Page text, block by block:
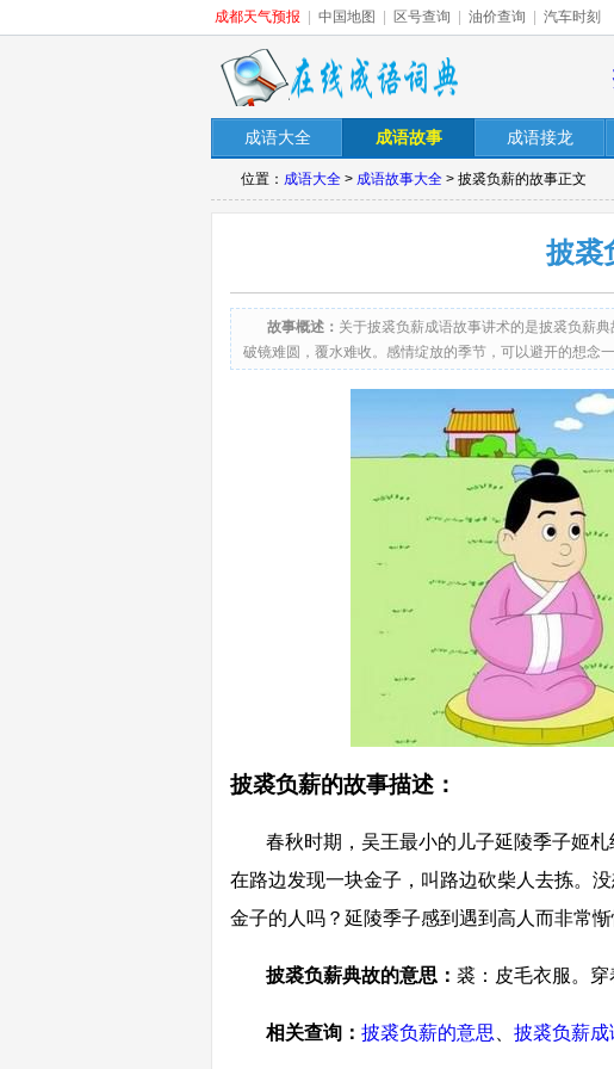
成都天气预报 中国地图 区号查询 油价查询 汽车时刻
成语大全 成语故事 成语接龙
位置： 成语大全 > 成语故事大全 > 披裘负薪的故事正文
披裘
故事概述： 关于披裘负薪成语故事讲术的是披裘负薪
破镜难圆，覆水难收。感情绽放的季节，可以避开的想念
好让回忆侵蚀心田喧闹消失后的夜永恒经典的音乐怎么唱
身边我以为我能装作不听不看不过中秋节一切就会默默停
都不曾放我离开知道我发现自己逃离不开狂欢的全世界只
会存在有一种思念无论多久依旧暖人心田。
披裘负薪的故事描述：
春秋时期，吴王最小的儿子延陵季子姬
在路边发现一块金子，叫路边砍柴人去拣。
金子的人吗？延陵季子感到遇到高人而非常惭
披裘负薪典故的意思： 裘：皮毛衣服。穿
相关查询： 披裘负薪的意思 披裘负薪成